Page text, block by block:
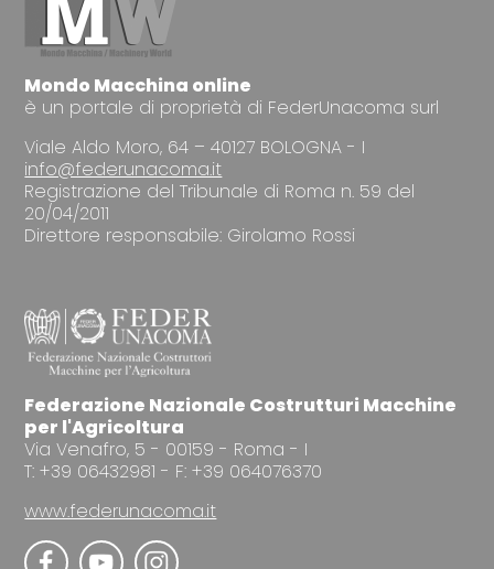
Mondo Macchina online
è un portale di proprietà di FederUnacoma surl
Viale Aldo Moro, 64 – 40127 BOLOGNA - I
info@federunacoma.it
Registrazione del Tribunale di Roma n. 59 del
20/04/2011
Direttore responsabile: Girolamo Rossi
Federazione Nazionale Costrutturi Macchine
per l'Agricoltura
Via Venafro, 5 - 00159 - Roma - I
T: +39 06432981 - F: +39 064076370
www.federunacoma.it